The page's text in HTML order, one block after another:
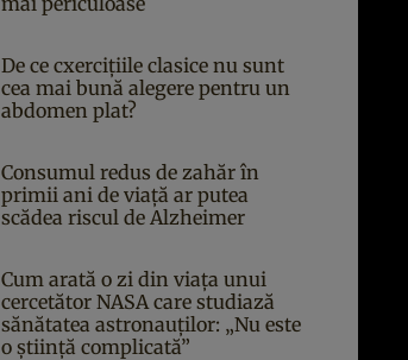
De ce cxercițiile clasice nu sunt
cea mai bună alegere pentru un
abdomen plat?
Consumul redus de zahăr în
primii ani de viață ar putea
scădea riscul de Alzheimer
Cum arată o zi din viața unui
cercetător NASA care studiază
sănătatea astronauților: „Nu este
o știință complicată”